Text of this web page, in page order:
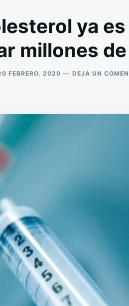
ya
millones
FEBRERO, 2020 DEJA UN